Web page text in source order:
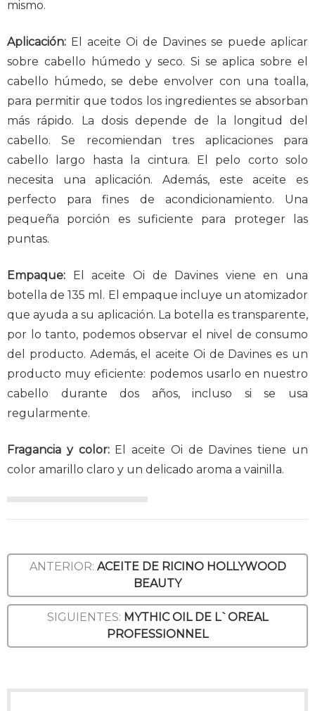
mismo.
Aplicación: El aceite Oi de Davines se puede aplicar
sobre cabello húmedo y seco. Si se aplica sobre el
cabello húmedo, se debe envolver con una toalla,
para permitir que todos los ingredientes se absorban
más rápido. La dosis depende de la longitud del
cabello. Se recomiendan tres aplicaciones para
cabello largo hasta la cintura. El pelo corto solo
necesita una aplicación. Además, este aceite es
perfecto para fines de acondicionamiento. Una
pequeña porción es suficiente para proteger las
puntas.
Empaque: El aceite Oi de Davines viene en una
botella de 135 ml. El empaque incluye un atomizador
que ayuda a su aplicación. La botella es transparente,
por lo tanto, podemos observar el nivel de consumo
del producto. Además, el aceite Oi de Davines es un
producto muy eficiente: podemos usarlo en nuestro
cabello durante dos años, incluso si se usa
regularmente.
Fragancia y color:El aceite Oi de Davines tiene un
color amarillo claro y un delicado aroma a vainilla.
ANTERIOR: ACEITE DE RICINO HOLLYWOOD
BEAUTY
SIGUIENTES: MYTHIC OIL DE L`OREAL
PROFESSIONNEL